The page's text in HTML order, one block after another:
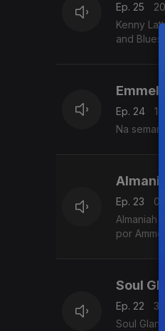
Ep. 25
Kenny
and Blues
Ep. 24
Ep. 23
Almaniah
por
Soul
Ep. 22
Soul